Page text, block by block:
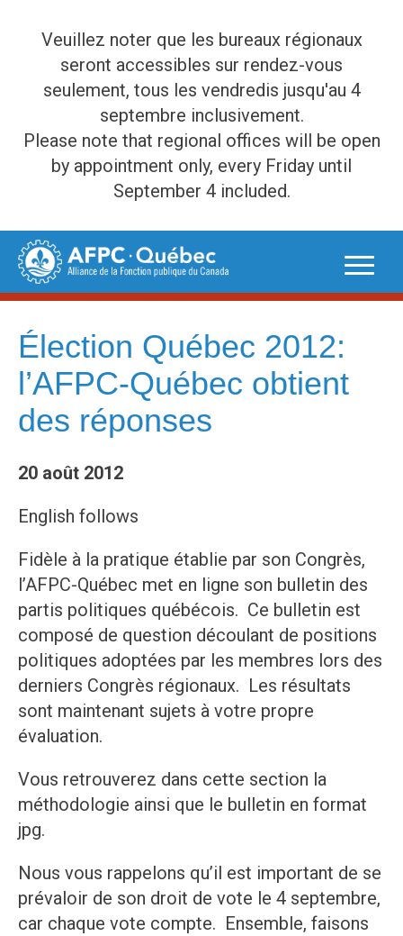
Veuillez noter que les bureaux régionaux
seront accessibles sur rendez-vous
seulement, tous les vendredis jusqu'au 4
septembre inclusivement.
Please note that regional offices will be open
by appointment only, every Friday until
September 4 included.
Skip
content
Élection Québec 2012:
l’AFPC-Québec obtient
des réponses
20 août 2012
English follows
Fidèle à la pratique établie par son Congrès,
l’AFPC-Québec met en ligne son bulletin des
partis politiques québécois. Ce bulletin est
composé de question découlant de positions
politiques adoptées par les membres lors des
derniers Congrès régionaux. Les résultats
sont maintenant sujets à votre propre
évaluation.
Vous retrouverez dans cette section la
méthodologie ainsi que le bulletin en format
jpg.
Nous vous rappelons qu’il est important de se
prévaloir de son droit de vote le 4 septembre,
car chaque vote compte. Ensemble, faisons